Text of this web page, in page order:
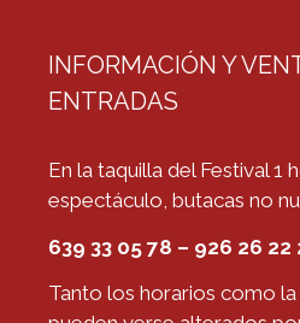
INFORMACIÓN Y
ENTRADAS
En la taquilla del Festival 1
espectáculo, butacas no
639 33 05 78 – 926 26 22
Tanto los horarios como